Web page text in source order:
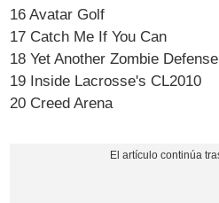
16 Avatar Golf
17 Catch Me If You Can
18 Yet Another Zombie Defense
19 Inside Lacrosse's CL2010
20 Creed Arena